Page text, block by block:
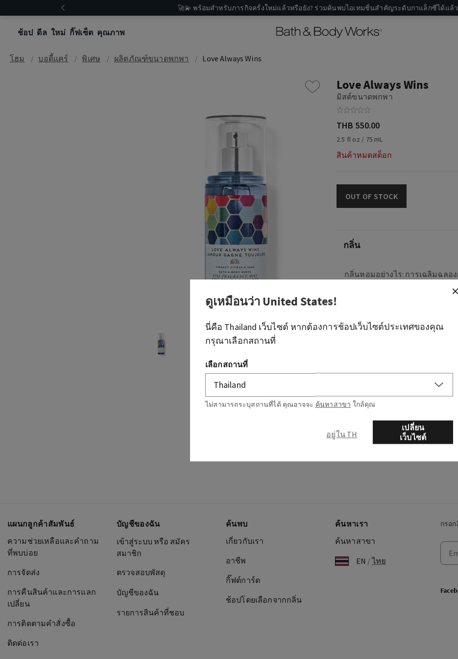
🚀💫 พร้อมสำหรับภารกิจครั้งใหม่แล้วหรือยัง? ร่วมค้นพบไอเทมชิ้นสำคัญระดับกาแล็กซีได้แล้ว
ช้อป ดีล ใหม่ กิ๊ฟเซ็ต คุณภาพ
โฮม บอดี้แคร์ พิเศษ ผลิตภัณฑ์ขนาดพกพา Love Always Wins
Love Always Wins
มิสต์ขนาดพกพา
THB 550.00
2.5 fl oz / 75 mL
สินค้าหมดสต็อก
OUT OF STOCK
กลิ่น
กลิ่นหอมอย่างไร: การเฉลิมฉลอ
กรอก
แผนกลูกค้าสัมพันธ์
ความช่วยเหลือและคำถาม
ที่พบบ่อย
การจัดส่ง
การคืนสินค้าและการแลก
เปลี่ยน
การติดตามคำสั่งซื้อ
ติดต่อเรา
บัญชีของฉัน
เข้าสู่ระบบ หรือ สมัคร
สมาชิก
ตรวจสอบพัสดุ
บัญชีของฉัน
รายการสินค้าที่ชอบ
ค้นพบ
เกี่ยวกับเรา
อาชีพ
กิ๊ฟต์การ์ด
ช้อปโดยเลือกจากกลิ่น
ค้นหาเรา
ค้นหาสาขา
EN /ไทย
ดูเหมือนว่าUnited States!
นี่คือ Thailand เว็บไซต์ หากต้องการช้อปเว็บไซต์ประเทศของคุณ
กรุณาเลือกสถานที่
เลือกสถานที่
ไม่สามารถระบุสถานที่ได้ คุณอาจจะ ค้นหาสาขา ใกล้คุณ
อยู่ใน TH
เปลี่ยน
เว็บไซต์